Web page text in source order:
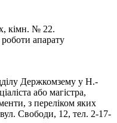
кімн. № 22.
апарату
Держкомзему у Н.-
або магістра,
з переліком яких
Свободи, 12, тел. 2-17-